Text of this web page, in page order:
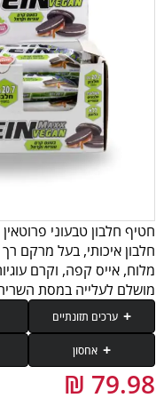
חלבון איכותי, בעל מרקם
מלוח, אייס קפה, וקרם
מושלם לעלייה במסת
ערכים תזונתיים
אחסון
רכיביש לצרוך חטיף חלבון לאחר
יש לשמור במקום קריר ויבש,
צריכה מופרזת עלולה לגרום
כשר פרווה - בהשגחת מאור